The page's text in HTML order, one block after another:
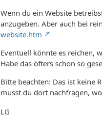
Wenn du ein Website
anzugeben. Aber auch bei
website.htm
Eventuell könnte es reichen,
Habe das öfters schon so
Bitte beachten: Das ist keine
musst du dort nachfragen,
LG